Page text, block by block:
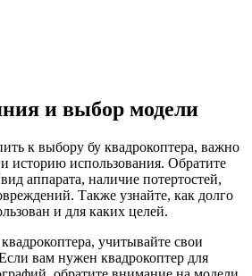
и выбор модели
к выбору бу квадрокоптера, важно
историю использования. Обратите
аппарата, наличие потертостей,
Также узнайте, как долго
и для каких целей.
учитывайте свои
вам нужен квадрокоптер для